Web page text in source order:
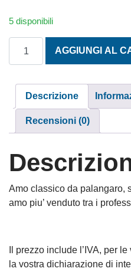
5 disponibili
AGGIUNGI AL
Descrizione
Recensioni (0)
Amo classico da palangaro,
amo piu’ venduto tra i
Il prezzo include l’IVA, per
la vostra dichiarazione di